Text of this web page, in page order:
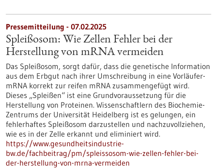
Pressemitteilung - 07.02.2025
Spleißosom: Wie Zellen Fehler bei der
Herstellung von mRNA vermeiden
Das Spleißosom, sorgt dafür, dass die genetische Information
aus dem Erbgut nach ihrer Umschreibung in eine Vorläufer-
mRNA korrekt zur reifen mRNA zusammengefügt wird.
Dieses „Spleißen“ ist eine Grundvoraussetzung für die
Herstellung von Proteinen. Wissenschaftlern des Biochemie-
Zentrums der Universität Heidelberg ist es gelungen, ein
fehlerhaftes Spleißosom darzustellen und nachzuvollziehen,
wie es in der Zelle erkannt und eliminiert wird.
https://www.gesundheitsindustrie-
bw.de/fachbeitrag/pm/spleissosom-wie-zellen-fehler-bei-
der-herstellung-von-mrna-vermeiden